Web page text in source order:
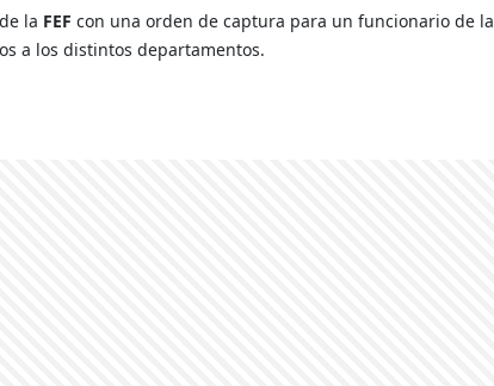
la FEF con una orden de captura para un funcionario de la
a los distintos departamentos.